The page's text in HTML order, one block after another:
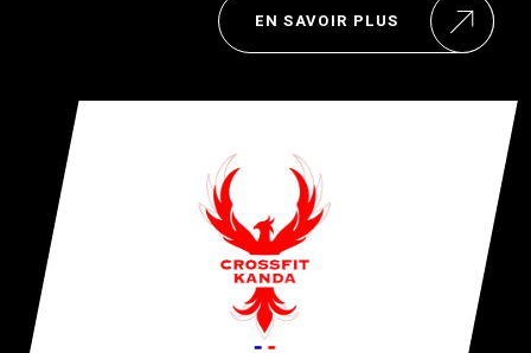
EN SAVOIR PLUS